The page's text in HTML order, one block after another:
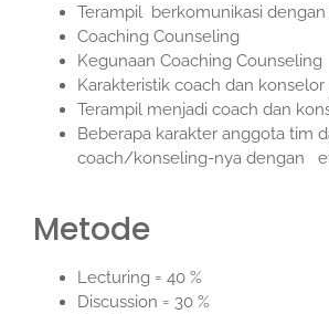
Terampil berkomunikasi dengan
Coaching Counseling
Kegunaan Coaching Counseling
Karakteristik coach dan
Terampil menjadi coach dan
Beberapa karakter anggota tim
coach/konseling-nya dengan
Metode
Lecturing = 40 %
Discussion = 30 %